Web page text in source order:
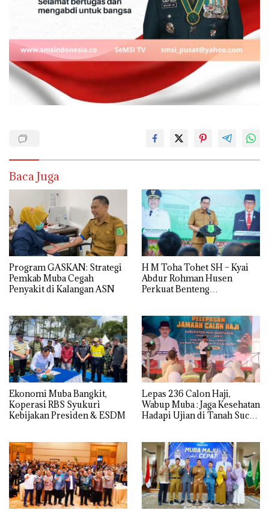
Baca Juga
Program GASKAN: Strategi
Pemkab Muba Cegah
Penyakit di Kalangan ASN
H M Toha Tohet SH – Kyai
Abdur Rohman Husen
Perkuat Benteng
Ekonomi Muba Bangkit,
Koperasi RBS Syukuri
Kebijakan Presiden & ESDM
Lepas 236 Calon Haji,
Wabup Muba : Jaga Kesehatan
Hadapi Ujian di Tanah Suci